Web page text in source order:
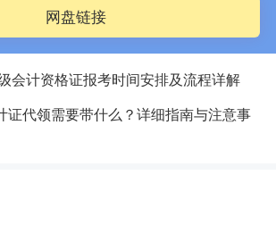
网盘链接
会计资格证报考时间安排及流程详解
证代领需要带什么？详细指南与注意事